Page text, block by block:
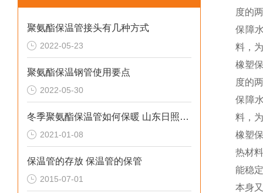
聚氨酯保温管接头有几种方式
2022-05-23
聚氨酯保温钢管使用要点
2022-05-30
冬季聚氨酯保温管如何保暖 山东日照保温管厂家
2021-01-08
保温管的存放 保温管的保管
2015-07-01
度的
保障
料，
橡塑
度的
保障
料，
橡塑
热材
能稳
本身